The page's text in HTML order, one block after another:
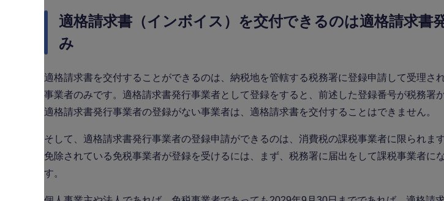
適格請求書（インボイス）を交付できるのは適格請求書
み
適格請求書を交付することができるのは、納税地を管轄する税務署に登録申請して受理さ
事業者のみです。適格請求書発行事業者として登録をすると、前述した登録番号が税務署
適格請求書発行事業者の登録がない事業者は、適格請求書を交付することはできません。
そして、適格請求書発行事業者の登録申請ができるのは、消費税の課税事業者に限られま
免除されている免税事業者が登録を受けるには、まず、税務署に届出をして課税事業者に
す。